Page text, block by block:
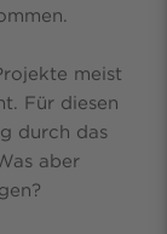
meist
Für diesen
durch das
aber